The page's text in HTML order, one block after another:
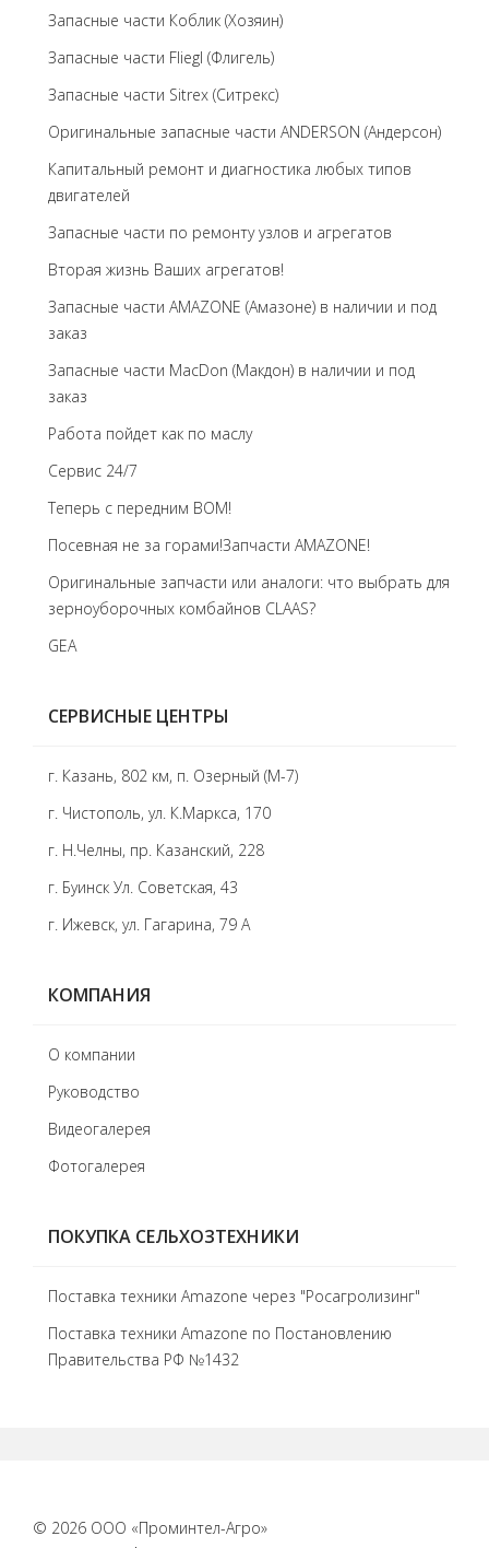
Запасные части Коблик (Хозяин)
Запасные части Fliegl (Флигель)
Запасные части Sitrex (Ситрекс)
Оригинальные запасные части ANDERSON (Андерсон)
Капитальный ремонт и диагностика любых типов
двигателей
Запасные части по ремонту узлов и агрегатов
Вторая жизнь Ваших агрегатов!
Запасные части AMAZONE (Амазоне) в наличии и под
заказ
Запасные части MacDon (Макдон) в наличии и под
заказ
Работа пойдет как по маслу
Сервис 24/7
Теперь с передним BOM!
Посевная не за горами!Запчасти AMAZONE!
Оригинальные запчасти или аналоги: что выбрать для
зерноуборочных комбайнов CLAAS?
GEA
СЕРВИСНЫЕ ЦЕНТРЫ
г. Казань, 802 км, п. Озерный (М-7)
г. Чистополь, ул. К.Маркса, 170
г. Н.Челны, пр. Казанский, 228
г. Буинск Ул. Советская, 43
г. Ижевск, ул. Гагарина, 79 А
КОМПАНИЯ
О компании
Руководство
Видеогалерея
Фотогалерея
ПОКУПКА СЕЛЬХОЗТЕХНИКИ
Поставка техники Amazone через "Росагролизинг"
Поставка техники Amazone по Постановлению
Правительства РФ №1432
© 2026 ООО «Проминтел-Агро»